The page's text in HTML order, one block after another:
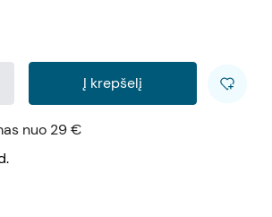
Į krepšelį
nuo 29 €